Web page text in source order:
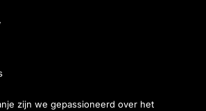
zijn we gepassioneerd over het